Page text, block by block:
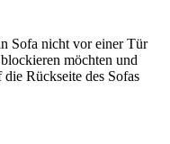
Sofa nicht vor einer Tür
möchten und
Rückseite des Sofas